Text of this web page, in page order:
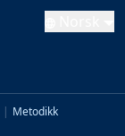
| Metodikk